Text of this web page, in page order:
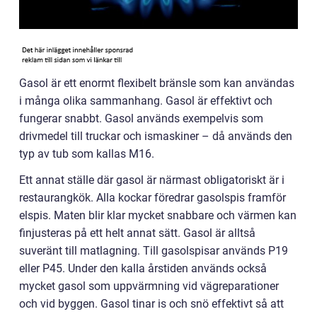
Gasol är ett enormt flexibelt bränsle som kan användas
i många olika sammanhang. Gasol är effektivt och
fungerar snabbt. Gasol används exempelvis som
drivmedel till truckar och ismaskiner – då används den
typ av tub som kallas M16.
Ett annat ställe där gasol är närmast obligatoriskt är i
restaurangkök. Alla kockar föredrar gasolspis framför
elspis. Maten blir klar mycket snabbare och värmen kan
finjusteras på ett helt annat sätt. Gasol är alltså
suveränt till matlagning. Till gasolspisar används P19
eller P45. Under den kalla årstiden används också
mycket gasol som uppvärmning vid vägreparationer
och vid byggen. Gasol tinar is och snö effektivt så att